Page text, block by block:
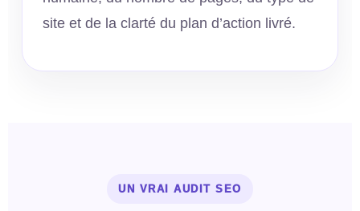
site et de la clarté du plan d’action livré.
UN VRAI AUDIT SEO